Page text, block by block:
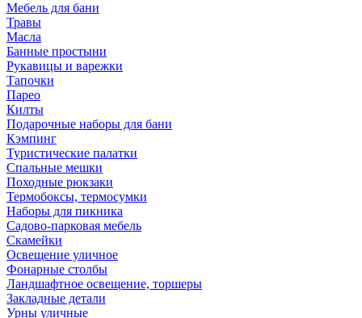
Мебель для бани
Травы
Масла
Банные простыни
Рукавицы и варежки
Тапочки
Парео
Килты
Подарочные наборы для бани
Кэмпинг
Туристические палатки
Спальные мешки
Походные рюкзаки
Термобоксы, термосумки
Наборы для пикника
Садово-парковая мебель
Скамейки
Освещение уличное
Фонарные столбы
Ландшафтное освещение, торшеры
Закладные детали
Урны уличные